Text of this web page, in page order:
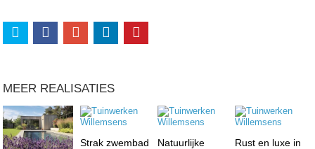
MEER REALISATIES
Strak zwembad
Natuurlijke
Rust en luxe in